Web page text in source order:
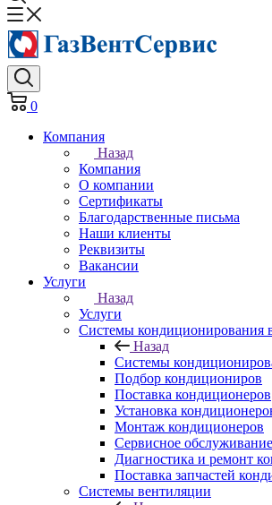
0
Компания
Назад
Компания
О компании
Сертификаты
Благодарственные письма
Наши клиенты
Реквизиты
Вакансии
Услуги
Назад
Услуги
Системы кондиционирования
Назад
Системы
Подбор кондициониров
Поставка кондиционеров
Установка
Монтаж кондиционеров
Сервисное
Диагностика и ремонт
Поставка запчастей
Системы вентиляции